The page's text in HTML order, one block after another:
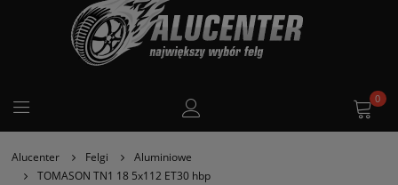
0
Alucenter Felgi
Aluminiowe
TOMASON TN1 18 5x112 ET30 hbp